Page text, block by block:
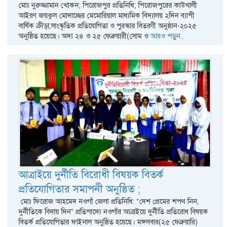
মোঃ নুরুজ্জামান খোকন; পিরোজপুর প্রতিনিধি; পিরোজপুরের কাউখালী
আইরণ জয়কুল মোদাচ্ছের মেমোরিয়াল মাধ্যমিক বিদ্যালয় ২দিন ব্যাপী
বার্ষিক ক্রীড়া,সাংস্কৃতিক প্রতিযোগিতা ও পুরস্কার বিতরণী অনুষ্ঠান-২০২৫
অনুষ্ঠিত হয়েছে। অদ্য ২৪ ও ২৫ ফেব্রুয়ারী(সোম ওআরও পড়ুন...
আত্রাইয়ে দুর্নীতি বিরোধী বিষয়ক বিতর্ক
প্রতিযোগিতার সমাপনী অনুষ্ঠিত ;
মোঃ ফিরোজ আহমেদ নওগাঁ জেলা প্রতিনিধি: “দেশ প্রেমের শপথ নিন,
দুর্নীতিকে বিদায় দিন” প্রতিপাদ্যে নওগাঁর আত্রাইয়ে দুর্নীতি প্রতিরোধ বিষয়ক
বিতর্ক প্রতিযোগিতার ফাইনাল অনুষ্ঠিত হয়েছে। মঙ্গলবার(২৫ ফেব্রুয়ারি)